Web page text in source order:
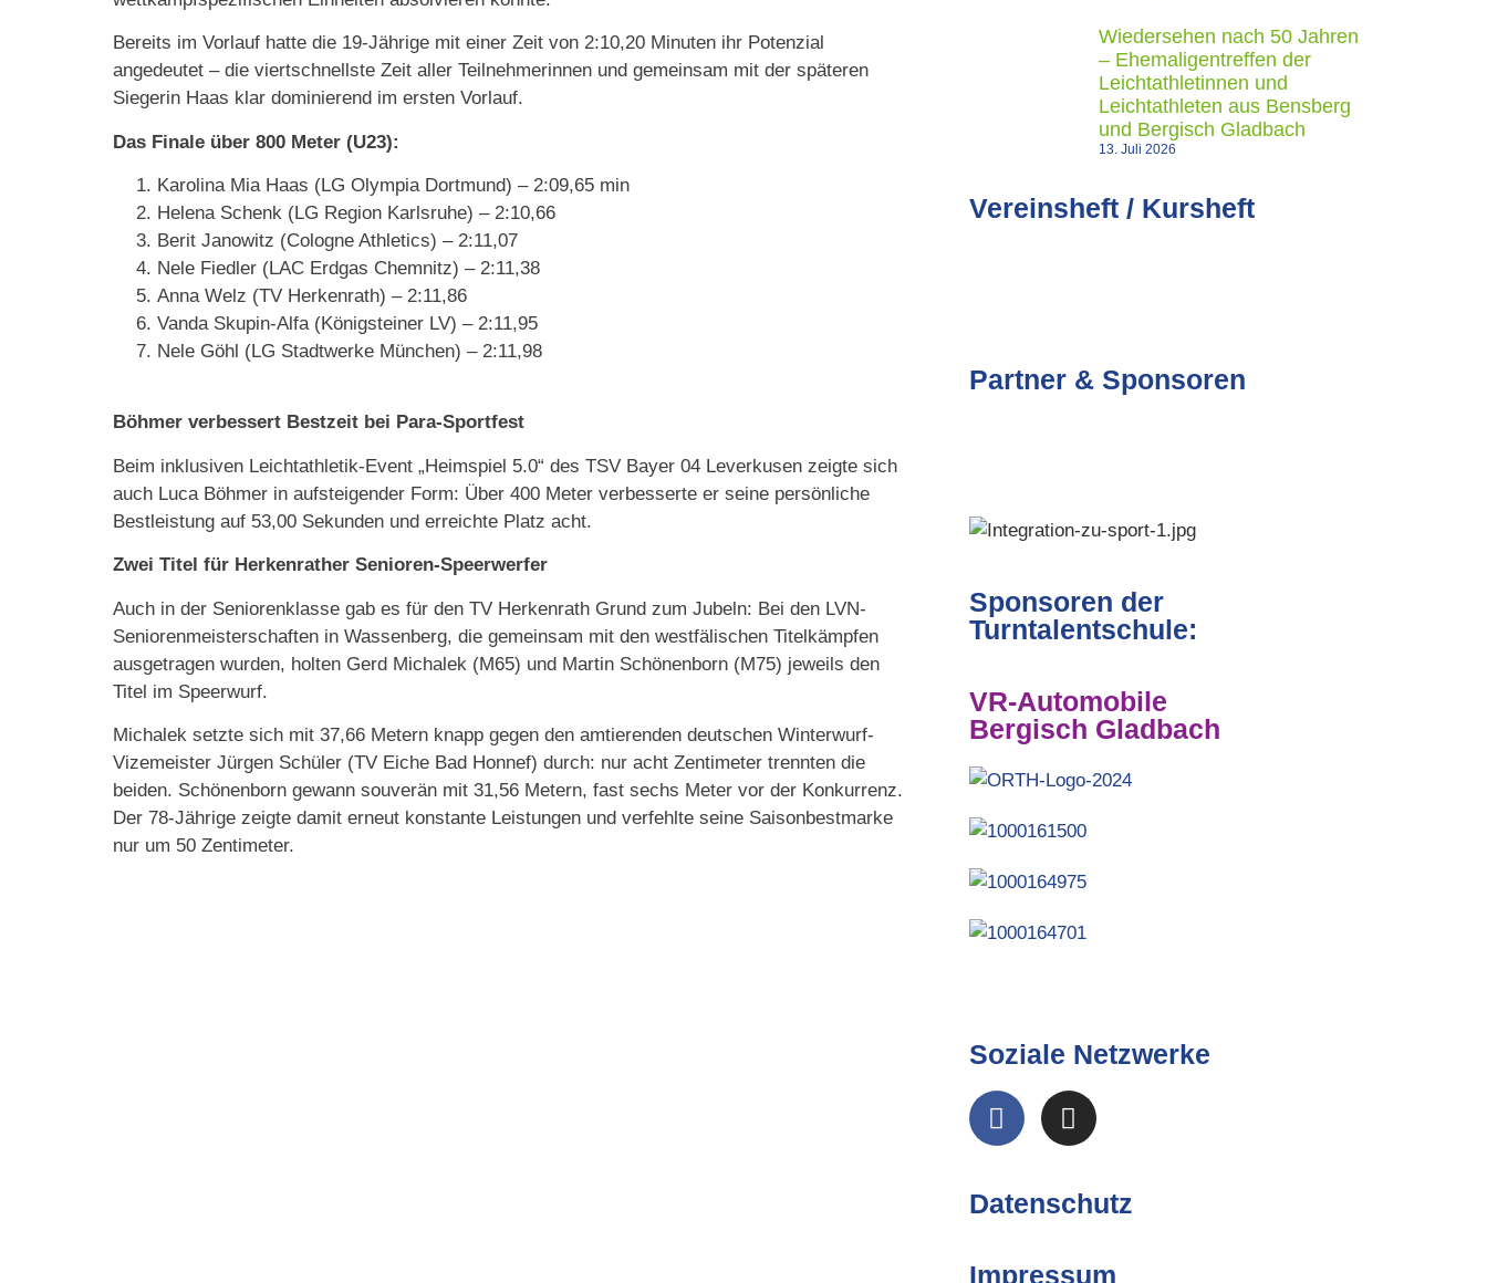
Bereits im Vorlauf hatte die 19-Jährige mit einer Zeit von 2:10,20 Minuten ihr Potenzial
angedeutet – die viertschnellste Zeit aller Teilnehmerinnen und gemeinsam mit der späteren
Siegerin Haas klar dominierend im ersten Vorlauf.
Das Finale über 800 Meter (U23):
Karolina Mia Haas (LG Olympia Dortmund) – 2:09,65 min
Helena Schenk (LG Region Karlsruhe) – 2:10,66
Berit Janowitz (Cologne Athletics) – 2:11,07
Nele Fiedler (LAC Erdgas Chemnitz) – 2:11,38
Anna Welz (TV Herkenrath) – 2:11,86
Vanda Skupin-Alfa (Königsteiner LV) – 2:11,95
Nele Göhl (LG Stadtwerke München) – 2:11,98
Böhmer verbessert Bestzeit bei Para-Sportfest
Beim inklusiven Leichtathletik-Event „Heimspiel 5.0“ des TSV Bayer 04 Leverkusen zeigte sich
auch Luca Böhmer in aufsteigender Form: Über 400 Meter verbesserte er seine persönliche
Bestleistung auf 53,00 Sekunden und erreichte Platz acht.
Zwei Titel für Herkenrather Senioren-Speerwerfer
Auch in der Seniorenklasse gab es für den TV Herkenrath Grund zum Jubeln: Bei den LVN-
Seniorenmeisterschaften in Wassenberg, die gemeinsam mit den westfälischen Titelkämpfen
ausgetragen wurden, holten Gerd Michalek (M65) und Martin Schönenborn (M75) jeweils den
Titel im Speerwurf.
Michalek setzte sich mit 37,66 Metern knapp gegen den amtierenden deutschen Winterwurf-
Vizemeister Jürgen Schüler (TV Eiche Bad Honnef) durch: nur acht Zentimeter trennten die
beiden. Schönenborn gewann souverän mit 31,56 Metern, fast sechs Meter vor der Konkurrenz.
Der 78-Jährige zeigte damit erneut konstante Leistungen und verfehlte seine Saisonbestmarke
nur um 50 Zentimeter.
Wiedersehen nach 50 Jahren
– Ehemaligentreffen der
Leichtathletinnen und
Leichtathleten aus Bensberg
und Bergisch Gladbach
13. Juli 2026
Vereinsheft / Kursheft
Partner & Sponsoren
Sponsoren der
Turntalentschule:
VR-Automobile
Bergisch Gladbach
Soziale Netzwerke
Datenschutz
Impressum